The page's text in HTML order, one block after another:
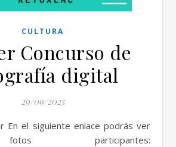
CULTURA
Concurso de
digital
29/09/2025
participantes: